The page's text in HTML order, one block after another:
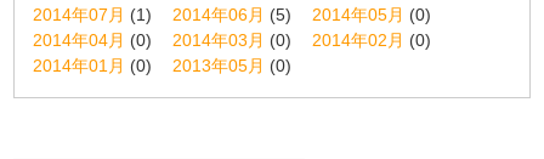
2014年07月 (1) 2014年06月 (5) 2014年05月 (0)
2014年04月 (0) 2014年03月 (0) 2014年02月 (0)
2014年01月 (0) 2013年05月 (0)